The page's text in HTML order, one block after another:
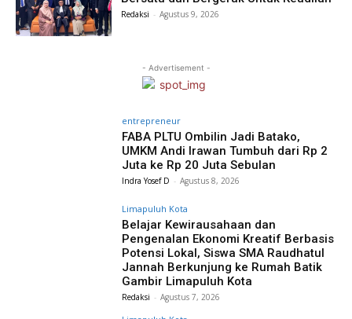
Redaksi - Agustus 9, 2026
- Advertisement -
entrepreneur
FABA PLTU Ombilin Jadi Batako,
UMKM Andi Irawan Tumbuh dari Rp 2
Juta ke Rp 20 Juta Sebulan
Indra Yosef D - Agustus 8, 2026
Limapuluh Kota
Belajar Kewirausahaan dan
Pengenalan Ekonomi Kreatif Berbasis
Potensi Lokal, Siswa SMA Raudhatul
Jannah Berkunjung ke Rumah Batik
Gambir Limapuluh Kota
Redaksi - Agustus 7, 2026